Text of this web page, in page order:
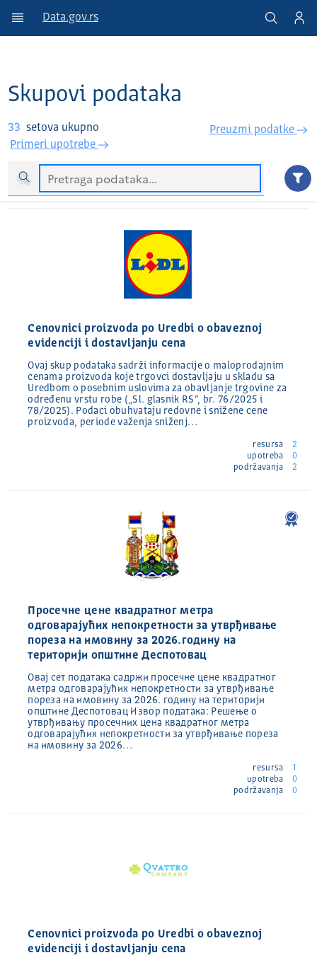
Data.gov.rs
Skupovi podataka
33 setova ukupno
Primeri upotrebe
Preuzmi podatke
Cenovnici proizvoda po Uredbi o obaveznoj
evidenciji i dostavljanju cena
Ovaj skup podataka sadrži informacije o maloprodajnim
cenama proizvoda koje trgovci dostavljaju u skladu sa
Uredbom o posebnim uslovima za obavljanje trgovine za
određenu vrstu robe („Sl. glasnik RS“, br. 76/2025 i
78/2025). Podaci obuhvataju redovne i snižene cene
proizvoda, periode važenja sniženj…
resursa
2
upotreba
0
podržavanja
2
Просечне цене квадратног метра
одговарајућих непокретности за утврђивање
пореза на имовину за 2026.годину на
територији општине Деспотовац
Овај сет података садржи просечне цене квадратног
метра одговарајућих непокретности за утврђивање
пореза на имовину за 2026. годину на територији
општине Деспотовац Извор података: Решење о
утврђивању просечних цена квадратног метра
одговарајућих непокретности за утврђивање пореза
на имовину за 2026…
resursa
1
upotreba
0
podržavanja
0
Cenovnici proizvoda po Uredbi o obaveznoj
evidenciji i dostavljanju cena